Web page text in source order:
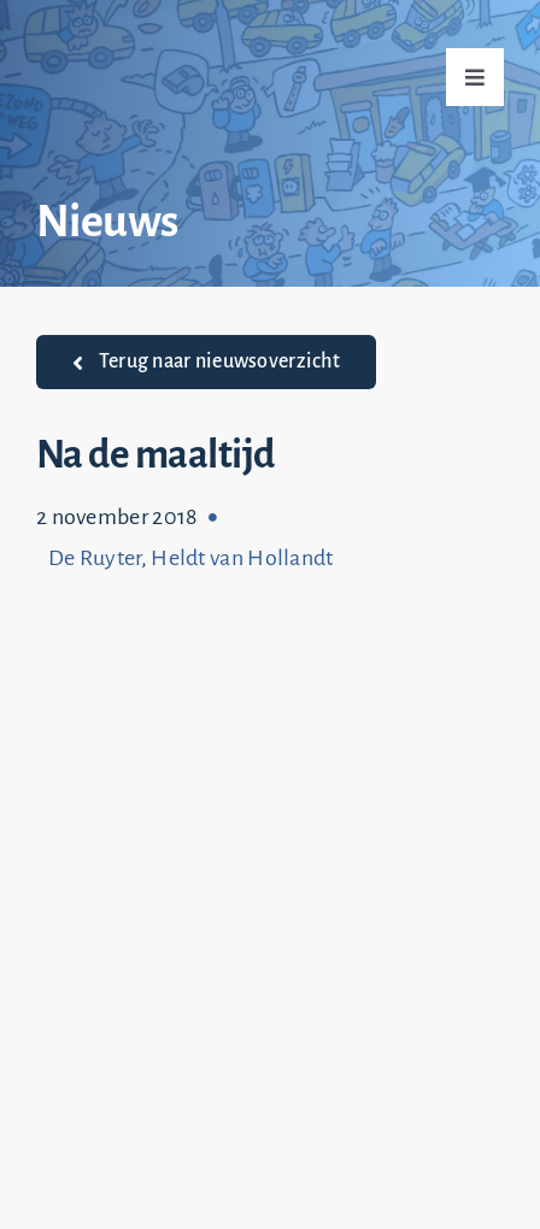
naar
inhoud
Toggle
Home
Over mij
Praktijkvoorbeelden
Nieuws
Top 20
Nieuws
Terug naar nieuwsoverzicht
Na de maaltijd
2 november 2018
De Ruyter, Heldt van Hollandt